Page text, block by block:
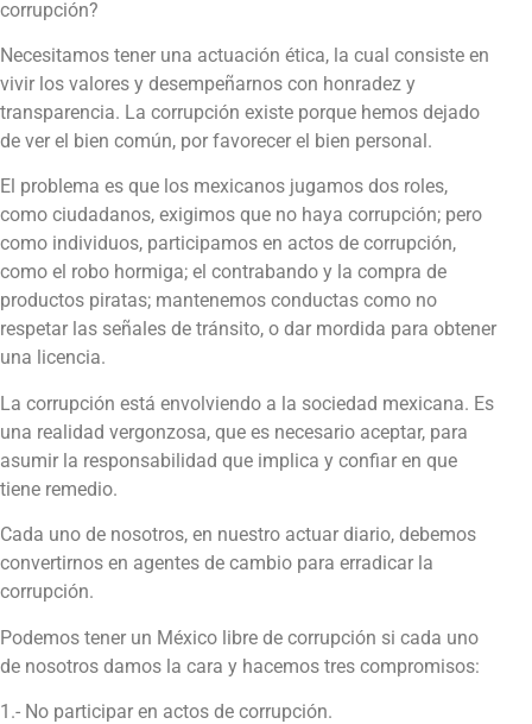
corrupción?
Necesitamos tener una actuación ética, la cual consiste en
vivir los valores y desempeñarnos con honradez y
transparencia. La corrupción existe porque hemos dejado
de ver el bien común, por favorecer el bien personal.
El problema es que los mexicanos jugamos dos roles,
como ciudadanos, exigimos que no haya corrupción; pero
como individuos, participamos en actos de corrupción,
como el robo hormiga; el contrabando y la compra de
productos piratas; mantenemos conductas como no
respetar las señales de tránsito, o dar mordida para obtener
una licencia.
La corrupción está envolviendo a la sociedad mexicana. Es
una realidad vergonzosa, que es necesario aceptar, para
asumir la responsabilidad que implica y confiar en que
tiene remedio.
Cada uno de nosotros, en nuestro actuar diario, debemos
convertirnos en agentes de cambio para erradicar la
corrupción.
Podemos tener un México libre de corrupción si cada uno
de nosotros damos la cara y hacemos tres compromisos:
1.- No participar en actos de corrupción.